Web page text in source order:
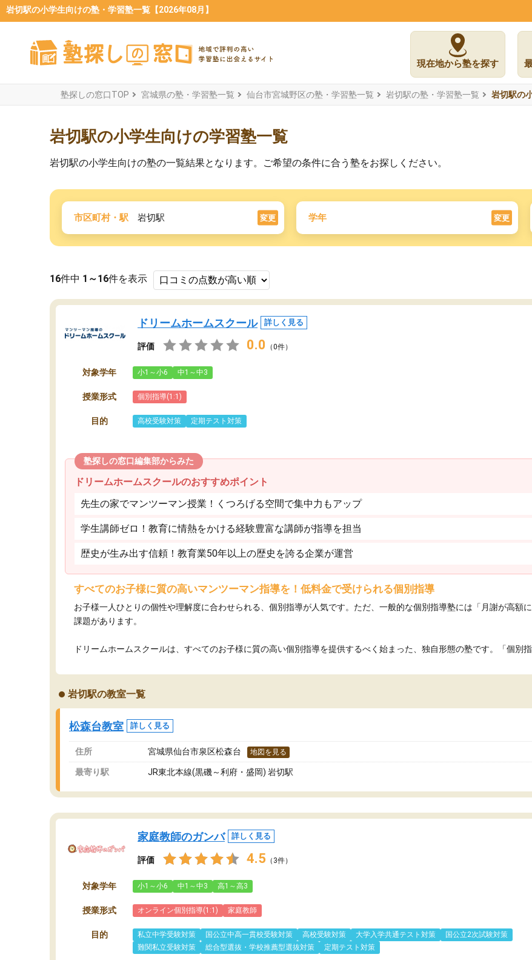
岩切駅の小学生向けの塾・学習塾一覧【2026年08月】
現在地から塾を探す
塾探しの窓口TOP 宮城県の塾・学習塾一覧 仙台市宮城野区の塾・学習塾一覧 岩切駅の塾・学習塾一覧 岩切駅の
岩切駅の小学生向けの学習塾一覧
岩切駅の小学生向けの塾の一覧結果となります。ご希望の条件に合う塾をお探しください。
市区町村・駅 岩切駅 変更 学年 変更
16件中 1～16件を表示
ドリームホームスクール 詳しく見る
評価 0.0 （0件）
対象学年 小1～小6 中1～中3
授業形式 個別指導(1:1)
目的 高校受験対策 定期テスト対策
塾探しの窓口編集部からみた
ドリームホームスクールのおすすめポイント
先生の家でマンツーマン授業！くつろげる空間で集中力もアップ
学生講師ゼロ！教育に情熱をかける経験豊富な講師が指導を担当
歴史が生み出す信頼！教育業50年以上の歴史を誇る企業が運営
すべてのお子様に質の高いマンツーマン指導を！低料金で受けられる個別指導
お子様一人ひとりの個性や理解度に合わせられる、個別指導が人気です。ただ、一般的な個別指導塾には「月謝が高額
課題があります。
ドリームホームスクールは、すべてのお子様に質の高い個別指導を提供するべく始まった、独自形態の塾です。「個別指
岩切駅の教室一覧
松森台教室 詳しく見る
住所 宮城県仙台市泉区松森台 地図を見る
最寄り駅 JR東北本線(黒磯～利府・盛岡) 岩切駅
家庭教師のガンバ 詳しく見る
評価 4.5 （3件）
対象学年 小1～小6 中1～中3 高1～高3
授業形式 オンライン個別指導(1:1) 家庭教師
目的 私立中学受験対策 国公立中高一貫校受験対策 高校受験対策 大学入学共通テスト対策
国公立2次試験対策
難関私立受験対策
総合型選抜・学校推薦型選抜対策 定期テスト対策